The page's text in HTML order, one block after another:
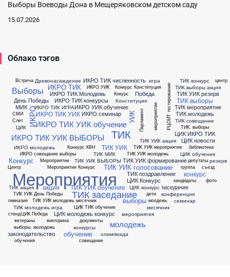
Выборы Воеводы Дона в Мещеряковском детском саду
15.07.2026
Облако тэгов
Встреча
Выборы
День Победы
Древонасаждение
ИКРО
ИКРО ТИК
ИКРО ТИК ИГРА
ИКРО ТИК Молодежь
ИКРО ТИК УИК
ИКРО ТИК УИК ВЫБОРЫ
ИКРО ТИК УИК обучение
ИКРО ТИК конкурсы
ИКРО ТИК численность
ИКРО УИК
ИКРО УИК обучение
ИКРО молодежь
ИКРО семинар
ИКРО совещание выборы
Кокурс
Конкурс
Конкурс КВН
Конкурс Конституция
Конституция
МИК
Мероприятие
Мероприятия
Мероприятия Конкурс
Парламент
Победа РЦОИТ тестирование
СМИ
Слет
ТИК
ТИК МИК
ТИК УИК
ТИК УИК ВЫБОРЫ
ТИК УИК День Победы
ТИК УИК акция
ТИК УИК голосование
ТИК УИК мероприятие
ТИК УИК молодежь
ТИК УИК молодежь месячник
ТИК УИК обучение
ТИК УИК резерв
ТИК УИК формирование
ТИК акция
ТИК выборы
ТИК выборы акция
ТИК заседание
ТИК конкурс
ТИК мероприятие
ТИК молодежь
ТИК молодежь игра
ТИК поздравление
ТИК совещание
ТИК. выборы
УИК
ЦИК
ЦИК Конкурс
ЦИК ИКРО ТИК
ЦИК Победа
ЦИК ТИК обучение
ЦИК конкурс
ЦИК молодежь конкурс
ЦИК новости
ЦИК обучение
Центр
акция
библиотека
ветераны викторина
выборы
выборы. молодежь
гимназия
группа
депутаты
дети
документы
законодательство
заседание
игра
кандидаты
конкурс
конкурсы
конференция
мероприятие
мероприятия
месячник
молодежь
моодежь
обучение
обучения
олимпиада
резерв
семинар
совещание
стенд
съезд
фото
центр